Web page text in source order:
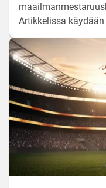
Artikkelissa
ottelupaikkakunnat
alkulohkoista